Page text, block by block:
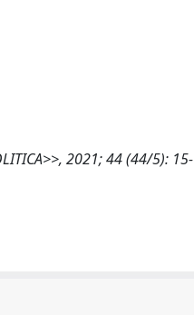
2021; 44 (44/5): 15-